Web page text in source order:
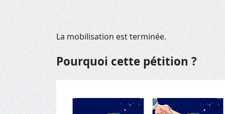
La mobilisation est terminée.
Pourquoi cette pétition ?